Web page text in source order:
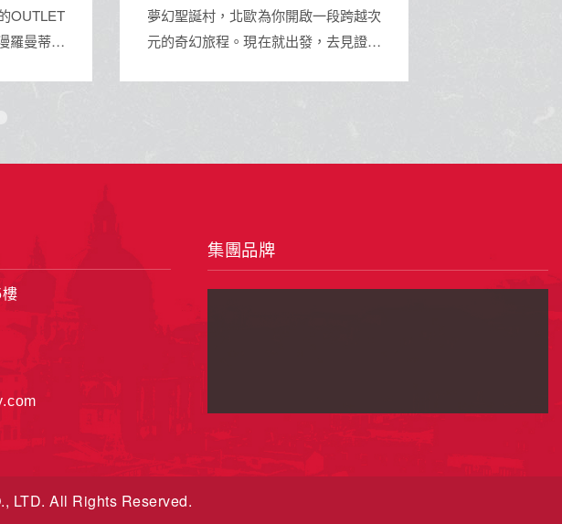
曼蒂克
夢幻聖誕村，北歐為你開啟一段跨越次
元的奇幻旅程。現在就出發，去見證那
集團品牌
LTD. All Rights Reserved.